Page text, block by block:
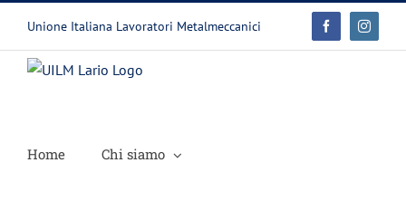
contenuto
Unione Italiana Lavoratori Metalmeccanici Facebook
Home Chi siamo